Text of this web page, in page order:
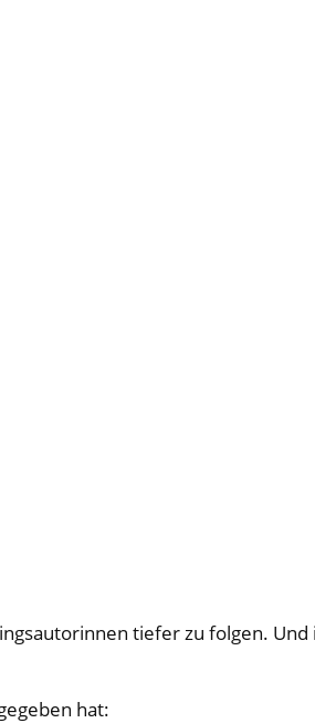
tiefer zu folgen.
hat: